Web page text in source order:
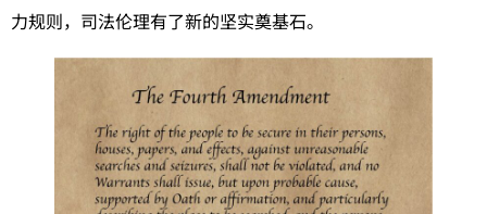
力规则，司法伦理有了新的坚实奠基石。